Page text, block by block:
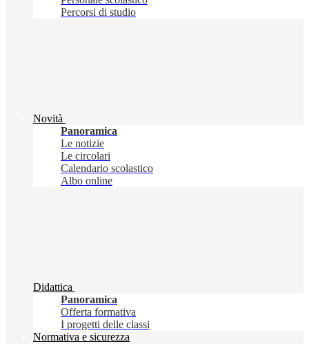
Percorsi di studio
Novità
Panoramica
Le notizie
Le circolari
Calendario scolastico
Albo online
Didattica
Panoramica
Offerta formativa
I progetti delle classi
Normativa e sicurezza